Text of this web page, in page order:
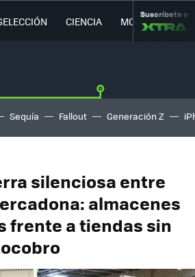
CIENCIA MOVILIDAD
Suscríbete a
Sequía Fallout Generación Z
silenciosa entre
almacenes
frente a tiendas sin